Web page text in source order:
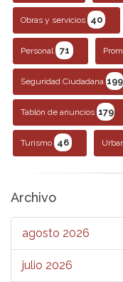
Obras y servicios 40
Personal 71
Seguridad Ciudadana 199
Tablón de anuncios 179
Turismo 46
Archivo
agosto 2026
julio 2026